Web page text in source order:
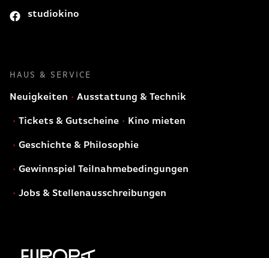
studiokino
HAUS & SERVICE
Neuigkeiten Ausstattung & Technik
Tickets & Gutscheine Kino mieten
Geschichte & Philosophie
Gewinnspiel Teilnahmebedingungen
Jobs & Stellenausschreibungen